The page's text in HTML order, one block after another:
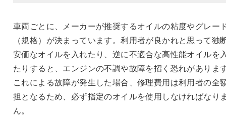
車両ごとに、メーカーが推奨するオイルの粘度やグレー
（規格）が決まっています。利用者が良かれと思って独
安価なオイルを入れたり、逆に不適合な高性能オイルを
たりすると、エンジンの不調や故障を招く恐れがありま
これによる故障が発生した場合、修理費用は利用者の全
担となるため、必ず指定のオイルを使用しなければなり
ん。